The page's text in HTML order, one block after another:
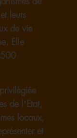
leurs
de vie
Elle
de l’Etat,
locaux,
et